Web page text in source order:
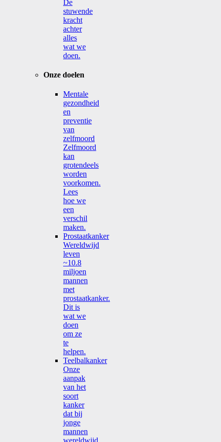
De
stuwende
kracht
achter
alles
wat we
doen.
Onze doelen
Mentale
gezondheid
en
preventie
van
zelfmoord
Zelfmoord
kan
grotendeels
worden
voorkomen.
Lees
hoe we
een
verschil
maken.
Prostaatkanker
Wereldwijd
leven
~10.8
miljoen
mannen
met
prostaatkanker.
Dit is
wat we
doen
om ze
te
helpen.
Teelbalkanker
Onze
aanpak
van het
soort
kanker
dat bij
jonge
mannen
wereldwijd